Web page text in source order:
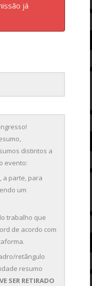
já
distintos a
evento:
a parte, para
um
trabalho que
de acordo com
retângulo
resumo
SER RETIRADO